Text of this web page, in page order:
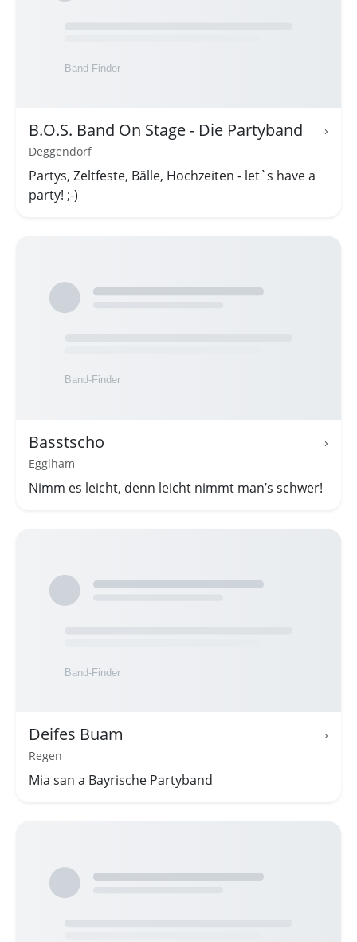
B.O.S. Band On Stage - Die Partyband ›
Deggendorf
Partys, Zeltfeste, Bälle, Hochzeiten - let`s have a
party! ;-)
Basstscho ›
Egglham
Nimm es leicht, denn leicht nimmt man’s schwer!
Deifes Buam ›
Regen
Mia san a Bayrische Partyband